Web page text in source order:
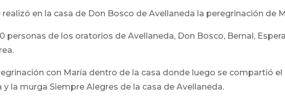
realizó en la casa de Don Bosco de Avellaneda la peregrinación de
personas de los oratorios de Avellaneda, Don Bosco, Bernal,
con María dentro de la casa donde luego se compartió
y la murga Siempre Alegres de la casa de Avellaneda.